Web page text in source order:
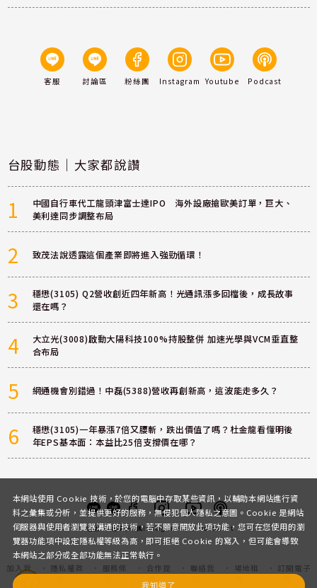
客服 討論區 粉絲團 Instagram Youtube Podcast
台股動態｜大家都說讚
1
中國自行車代工龍頭津富士達IPO 海外設廠搶歐美訂單，巨大、
美利達同步調整布局
2 致茂法說透露這個產業即將進入強勁循環！
3
穩懋(3105) Q2營收創近四年新高！光通訊漲多回檔後，成長故事
還在嗎？
4
大立光(3008)啟動大陽科技100%持股整併 加速光學與VCM垂直整
合布局
5 網通機會別錯過！中磊(5388)營收再創新高，這波能走多久？
6
穩懋(3105)一年暴漲7倍又腰斬，跌出價值了嗎？杜金龍看懂明後
年EPS基本面：本益比25倍支撐價在哪？
客服 討論區粉絲團InstagramYoutubePodcast
加入我
們
隱私權政
服務條
合作提
聯絡我
場地租
訂閱電子
本網站使用 Cookie 技術，於您的電腦中存取某些資訊，以輔助本網站進行資
料之彙集或分析，並提供更好的服務，無侵犯個人隱私之意圖。Cookie 是網站
伺服器與使用者瀏覽器溝通的技術，若不願意開放此項功能，您可在您使用的瀏
覽器功能項中設定隱私權等級為高，即可拒絕 Cookie 的寫入，但可能會導致
本網站之部分或全部功能無法正常執行。
我知道了